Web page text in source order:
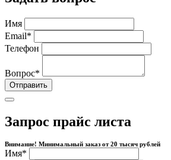
Имя
Email*
Телефон
Вопрос*
Отправить
Запрос прайс листа
Внимание! Минимальный заказ от 20 тысяч рублей
Имя*